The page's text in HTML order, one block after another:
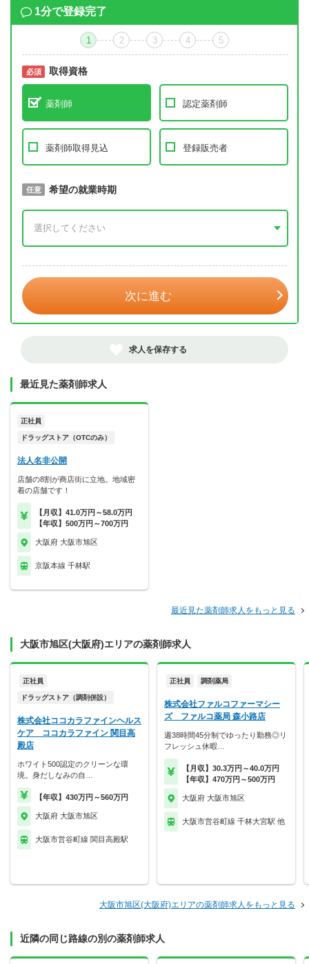
1分で登録完了
1 2 3 4 5
必須 取得資格
薬剤師 認定薬剤師
薬剤師取得見込 登録販売者
必須 取得予定年
任意 希望の就業時期
次に進む
求人を保存する
最近見た薬剤師求人
正社員
ドラッグストア（OTCのみ）
法人名非公開
店舗の8割が商店街に立地。地域密
着の店舗です！
【月収】41.0万円～58.0万円
【年収】500万円～700万円
大阪府 大阪市旭区
京阪本線 千林駅
最近見た薬剤師求人をもっと見る
大阪市旭区(大阪府)エリアの薬剤師求人
正社員
ドラッグストア（調剤併設）
株式会社ココカラファインヘルス
ケア ココカラファイン 関目高
殿店
ホワイト500認定のクリーンな環
境。身だしなみの自…
【年収】430万円～560万円
大阪府 大阪市旭区
大阪市営谷町線 関目高殿駅
正社員 調剤薬局
株式会社ファルコファーマシー
ズ ファルコ薬局 森小路店
週38時間45分制でゆったり勤務◎リ
フレッシュ休暇…
【月収】30.3万円～40.0万円
【年収】470万円～500万円
大阪府 大阪市旭区
大阪市営谷町線 千林大宮駅 他
大阪市旭区(大阪府)エリアの薬剤師求人をもっと見る
近隣の同じ路線の別の薬剤師求人